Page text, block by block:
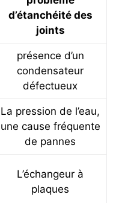
d’étanchéité des
joints
présence d’un
condensateur
défectueux
La pression de l’eau,
une cause fréquente
de pannes
L’échangeur à
plaques